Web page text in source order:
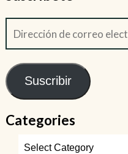
Suscribir
Categories